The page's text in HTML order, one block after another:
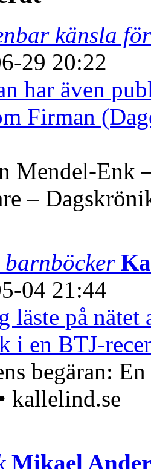
känsla
29 20:22
har även
Firman
Mendel-Enk
–
04 21:44
på nätet
i en BTJ-
begäran:
kallelind.se
Mikael